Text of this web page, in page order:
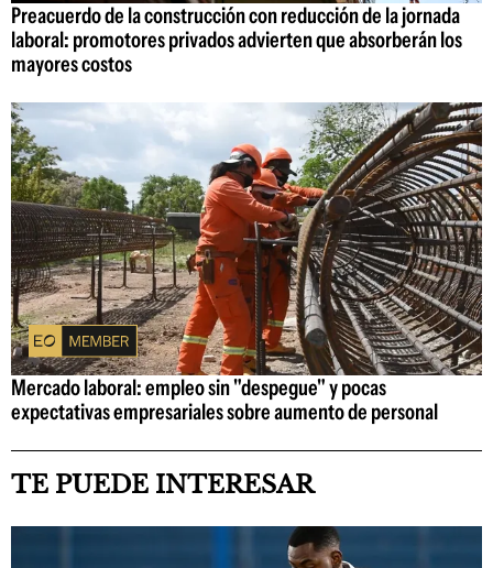
Preacuerdo de la construcción con reducción de la jornada
laboral: promotores privados advierten que absorberán los
mayores costos
Mercado laboral: empleo sin "despegue" y pocas
expectativas empresariales sobre aumento de personal
TE PUEDE INTERESAR